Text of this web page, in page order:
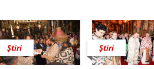
Știri Știri